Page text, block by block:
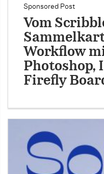
Sponsored Post
Vom
Workflow
Photoshop,
Firefly